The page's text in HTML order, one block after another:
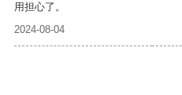
用担心了。
2024-08-04